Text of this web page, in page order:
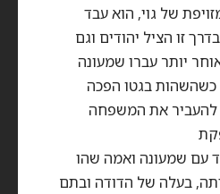
של גוי, הוא עבד
זו הציל יהודים וגם
יותר עברו שמעונה
כשהשהות בגטו הפכה
להעביר את המשפחה
עם שמעונה ואמה שהו
בעלה של הדודה ובתם